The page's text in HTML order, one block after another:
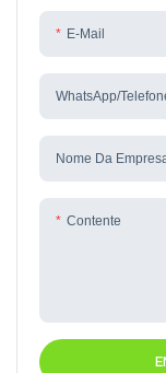
E-Mail
WhatsApp/
Nome Da
Contente